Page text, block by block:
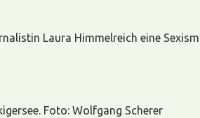
Laura Himmelreich eine
Foto: Wolfgang Scherer